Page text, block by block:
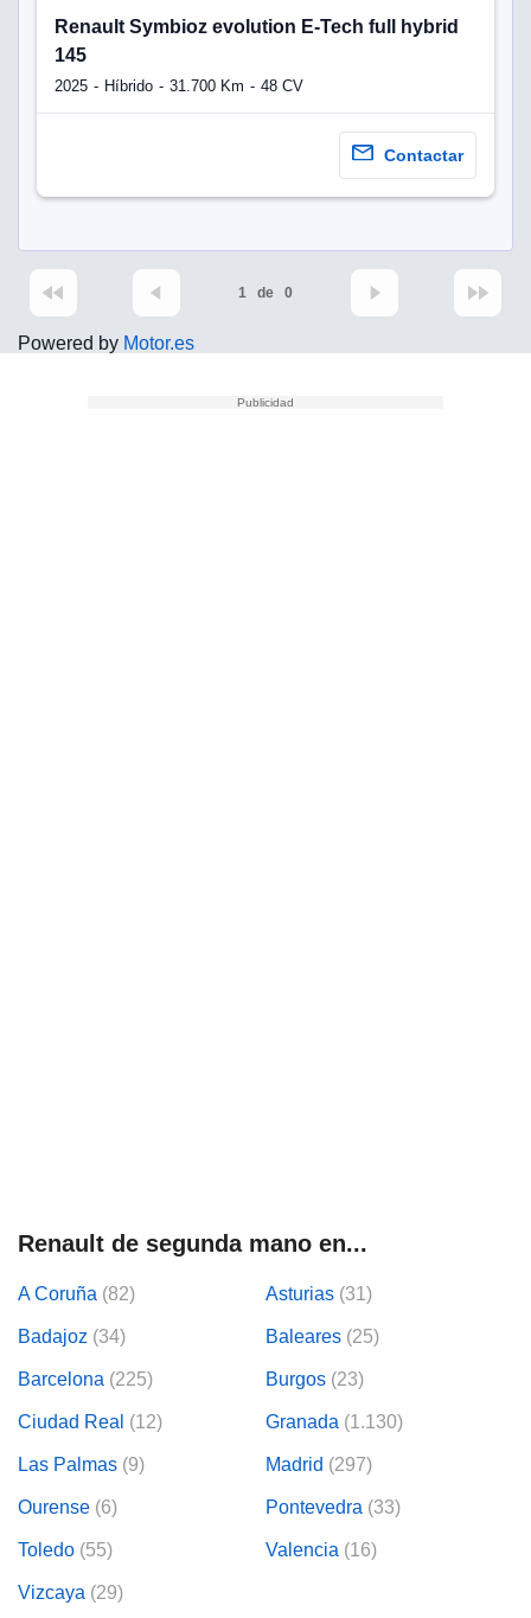
Renault Symbioz evolution E-Tech full hybrid
145
2025 Híbrido 31.700 Km 48 CV
Contactar
1 de 0
Powered by Motor.es
Renault de segunda mano en...
A Coruña (82) Asturias (31)
Badajoz (34) Baleares (25)
Barcelona (225) Burgos (23)
Ciudad Real (12) Granada (1.130)
Las Palmas (9) Madrid (297)
Ourense (6) Pontevedra (33)
Toledo (55) Valencia (16)
Vizcaya (29)